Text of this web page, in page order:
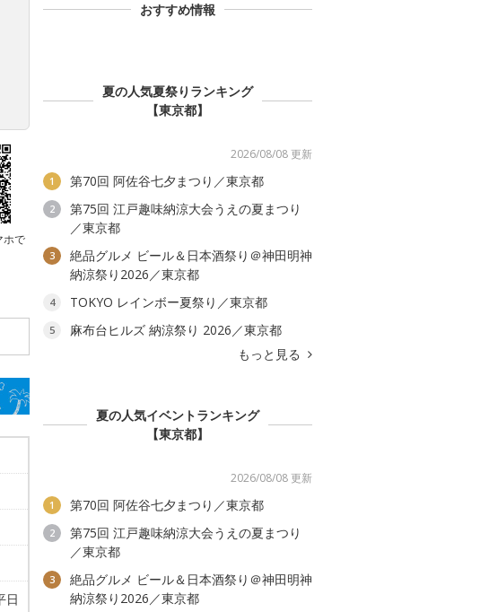
ホで
日
おすすめ情報
夏の人気夏祭りランキング
【東京都】
2026/08/08 更新
1 第70回 阿佐谷七夕まつり／東京都
2
第75回 江戸趣味納涼大会うえの夏まつり
／東京都
3
絶品グルメ ビール＆日本酒祭り＠神田明神
納涼祭り2026／東京都
4 TOKYO レインボー夏祭り／東京都
5
麻布台ヒルズ 納涼祭り 2026／東京都
もっと見る
夏の人気イベントランキング
【東京都】
2026/08/08 更新
1 第70回 阿佐谷七夕まつり／東京都
2
第75回 江戸趣味納涼大会うえの夏まつり
／東京都
3
絶品グルメ ビール＆日本酒祭り＠神田明神
納涼祭り2026／東京都